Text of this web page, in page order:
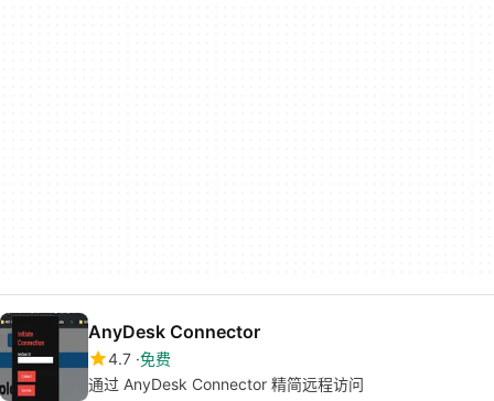
AnyDesk Connector
4.7 免费
通过 AnyDesk Connector 精简远程访问